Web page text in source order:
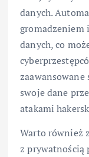
danych.
gromadzeniem
danych, co
zaawansowane
swoje dane
atakami
Warto również
z prywatnością